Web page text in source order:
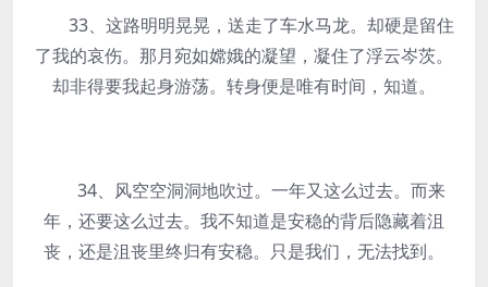
33、这路明明晃晃，送走了车水马龙。却硬是留住
了我的哀伤。那月宛如嫦娥的凝望，凝住了浮云岑茨。
却非得要我起身游荡。转身便是唯有时间，知道。
34、风空空洞洞地吹过。一年又这么过去。而来
年，还要这么过去。我不知道是安稳的背后隐藏着沮
丧，还是沮丧里终归有安稳。只是我们，无法找到。